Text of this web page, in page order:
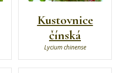
Kustovnice
čínská
Lycium chinense